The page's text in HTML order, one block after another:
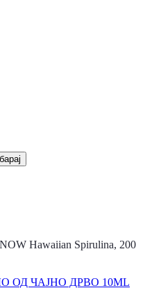
NOW Hawaiian Spirulina, 200